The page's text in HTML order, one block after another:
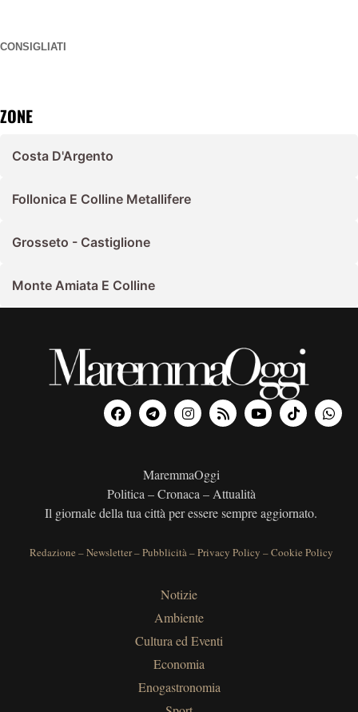
CONSIGLIATI
ZONE
Costa D'Argento
Follonica E Colline Metallifere
Grosseto - Castiglione
Monte Amiata E Colline
MaremmaOggi
Politica – Cronaca – Attualità
Il giornale della tua città per essere sempre aggiornato.
Redazione –Newsletter–Pubblicità–Privacy Policy –Cookie Policy
Notizie
Ambiente
Cultura ed Eventi
Economia
Enogastronomia